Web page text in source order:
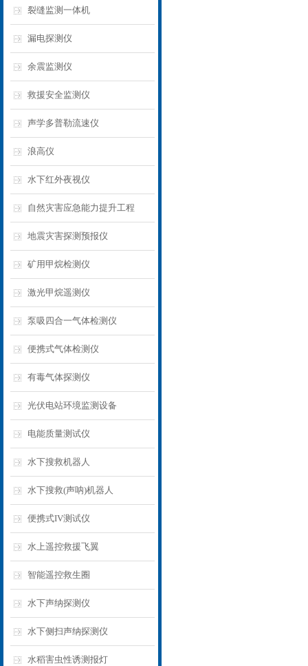
裂缝监测一体机
漏电探测仪
余震监测仪
救援安全监测仪
声学多普勒流速仪
浪高仪
水下红外夜视仪
自然灾害应急能力提升工程
地震灾害探测预报仪
矿用甲烷检测仪
激光甲烷遥测仪
泵吸四合一气体检测仪
便携式气体检测仪
有毒气体探测仪
光伏电站环境监测设备
电能质量测试仪
水下搜救机器人
水下搜救(声呐)机器人
便携式IV测试仪
水上遥控救援飞翼
智能遥控救生圈
水下声纳探测仪
水下侧扫声纳探测仪
水稻害虫性诱测报灯